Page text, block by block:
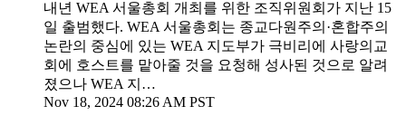
내년 WEA 서울총회 개최를 위한 조직위원회가 지난 15
일 출범했다. WEA 서울총회는 종교다원주의·혼합주의
논란의 중심에 있는 WEA 지도부가 극비리에 사랑의교
회에 호스트를 맡아줄 것을 요청해 성사된 것으로 알려
졌으나 WEA 지…
Nov 18, 2024 08:26 AM PST